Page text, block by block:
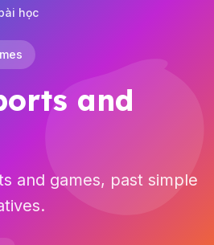
học
and
and games, past simple